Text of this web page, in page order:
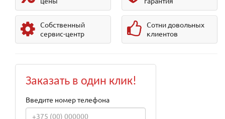
Собственный
сервис-центр
Сотни довольных
клиентов
Заказать в один клик!
Введите номер телефона